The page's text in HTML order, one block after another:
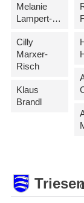
Melanie
Lampert-Steiger
Cilly
Marxer-
Risch
Klaus
Brandl